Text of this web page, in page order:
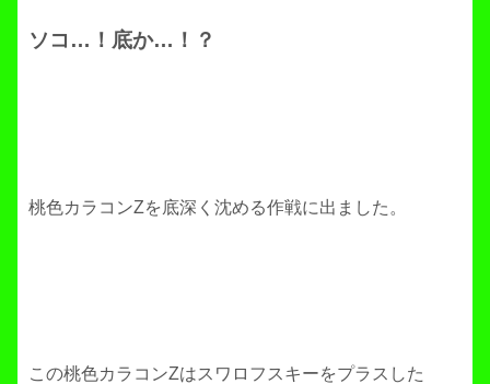
ソコ…！底か…！？
桃色カラコンZを底深く沈める作戦に出ました。
この桃色カラコンZはスワロフスキーをプラスした